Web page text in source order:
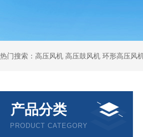
热门搜索：高压风机 高压鼓风机 环形高压风
产品分类
PRODUCT CATEGORY